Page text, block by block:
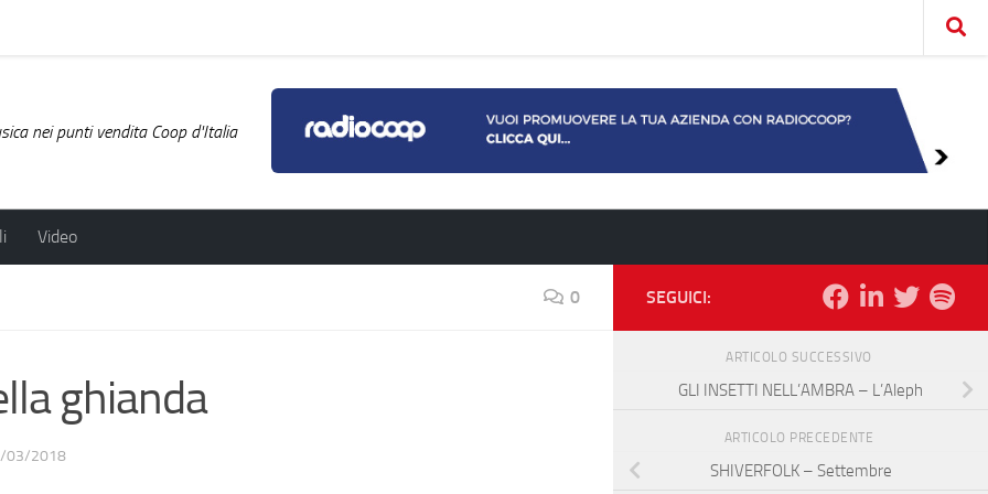
nei punti vendita Coop d'Italia
Video
0
ghianda
03/2018
SEGUICI:
ARTICOLO SUCCESSIVO
GLI INSETTI NELL’AMBRA – L’Aleph
ARTICOLO PRECEDENTE
SHIVERFOLK – Settembre